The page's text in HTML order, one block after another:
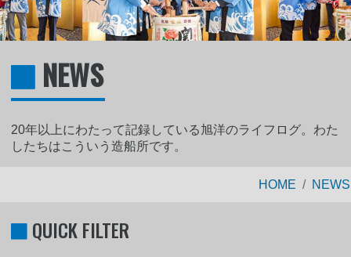
NEWS
20年以上にわたって記録している旭洋のライフログ。わた
したちはこういう造船所です。
HOME NEWS
QUICK FILTER